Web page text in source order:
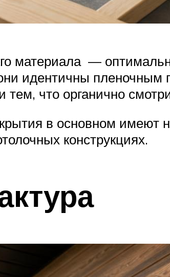
материала —
идентичны
тем, что органично
в основном имеют
конструкциях.